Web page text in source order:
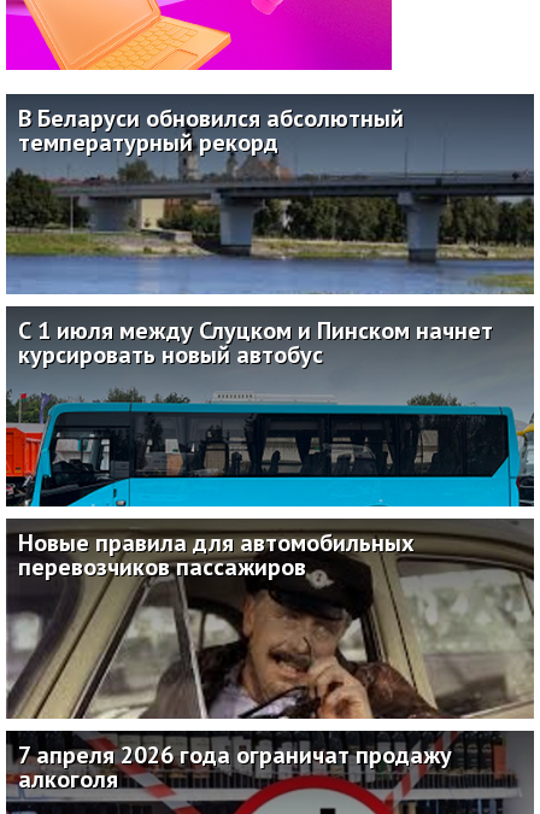
В Беларуси обновился абсолютный
температурный рекорд
С 1 июля между Слуцком и Пинском начнет
курсировать новый автобус
22.06.2026
Новые правила для автомобильных
перевозчиков пассажиров
22.06.2026
7 апреля 2026 года ограничат продажу
алкоголя